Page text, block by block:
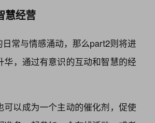
慧经营
常与情感涌动，那么part2则将进
，通过有意识的互动和智慧的经
以成为一个主动的催化剂，促使